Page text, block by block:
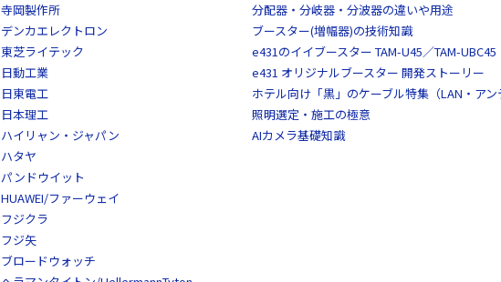
寺岡製作所
デンカエレクトロン
東芝ライテック
日動工業
日東電工
日本理工
ハイリャン・ジャパン
ハタヤ
パンドウイット
HUAWEI/ファーウェイ
フジクラ
フジ矢
ブロードウォッチ
分配器・分岐器・分波器の違いや用途
ブースター(増幅器)の技術知識
e431のイイブースター TAM-U45／TAM-UBC45
e431 オリジナルブースター 開発ストーリー
ホテル向け「黒」のケーブル特集（LAN・アン
照明選定・施工の極意
AIカメラ基礎知識